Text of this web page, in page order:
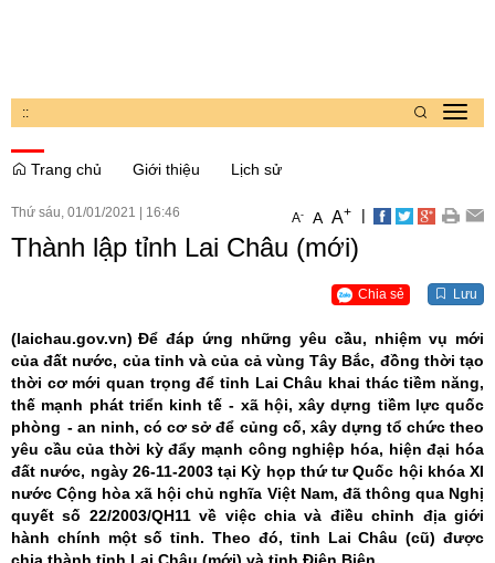
::
Trang chủ
Giới thiệu Lịch sử
Thứ sáu, 01/01/2021 16:46 A- A A+ |
Thành lập tỉnh Lai Châu (mới)
Chia sẻ Lưu
(laichau.gov.vn) Để đáp ứng những yêu cầu, nhiệm vụ mới
của đất nước, của tỉnh và của cả vùng Tây Bắc, đồng thời tạo
thời cơ mới quan trọng để tỉnh Lai Châu khai thác tiềm năng,
thế mạnh phát triển kinh tế - xã hội, xây dựng tiềm lực quốc
phòng - an ninh, có cơ sở để củng cố, xây dựng tổ chức theo
yêu cầu của thời kỳ đẩy mạnh công nghiệp hóa, hiện đại hóa
đất nước, ngày 26-11-2003 tại Kỳ họp thứ tư Quốc hội khóa XI
nước Cộng hòa xã hội chủ nghĩa Việt Nam, đã thông qua Nghị
quyết số 22/2003/QH11 về việc chia và điều chỉnh địa giới
hành chính một số tỉnh. Theo đó, tỉnh Lai Châu (cũ) được